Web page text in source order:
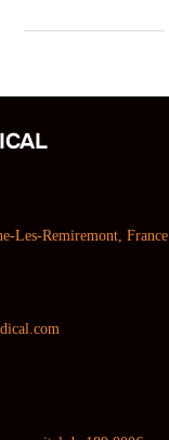
Les-Remiremont, France